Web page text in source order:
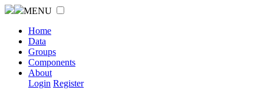
MENU
Home
Data
Groups
Components
About
Login Register